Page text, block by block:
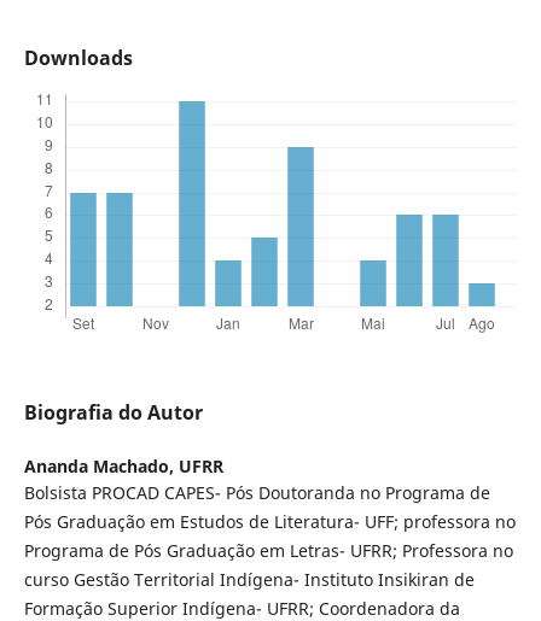
Downloads
Biografia do Autor
Ananda Machado, UFRR
Bolsista PROCAD CAPES- Pós Doutoranda no Programa de
Pós Graduação em Estudos de Literatura- UFF; professora no
Programa de Pós Graduação em Letras- UFRR; Professora no
curso Gestão Territorial Indígena- Instituto Insikiran de
Formação Superior Indígena- UFRR; Coordenadora da